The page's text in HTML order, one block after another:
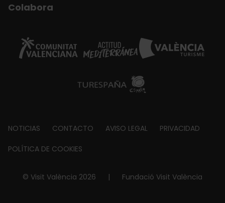
Colabora
Footer
about
NOTICIAS CONTACTO AVISO LEGAL PRIVACIDAD
POLÍTICA DE COOKIES
© Visit València 2026 | Fundació Visit València